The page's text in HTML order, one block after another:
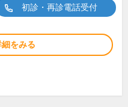
初診・再診電話受付
をみる